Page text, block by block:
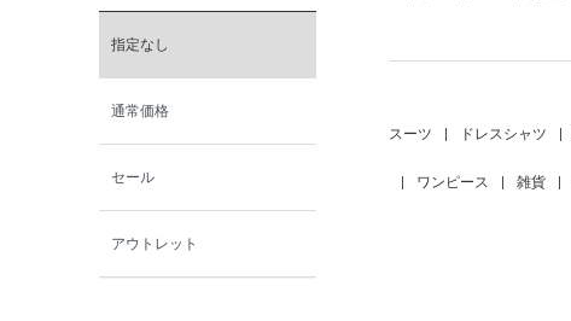
指定なし
通常価格
セール
アウトレット
スーツ ドレスシャツ
ワンピース 雑貨